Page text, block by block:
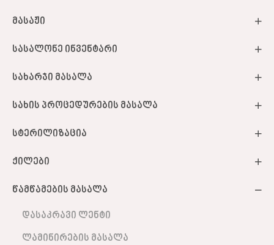
მასაჟი
სასალონე ინვენტარი
სახარჯი მასალა
სახის პროცედურების მასალა
სტერილიზაცია
ქილები
წამწამების მასალა
დასაკრავი ლენტი
ლამინირების მასალა